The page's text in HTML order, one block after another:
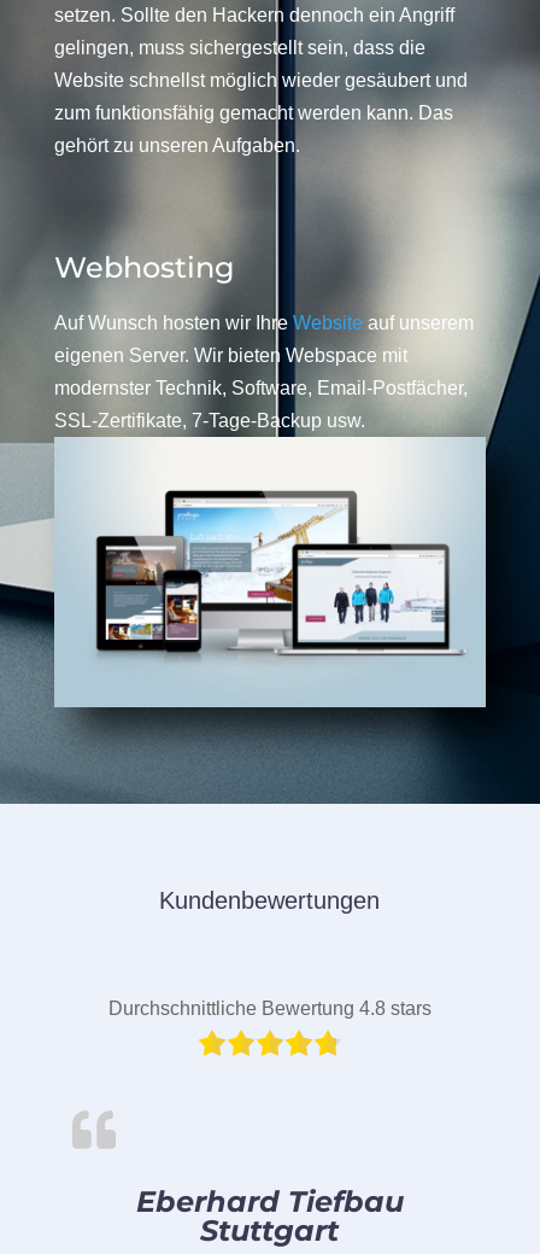
setzen. Sollte den Hackern dennoch ein Angriff
gelingen, muss sichergestellt sein, dass die
Website schnellst möglich wieder gesäubert und
zum funktionsfähig gemacht werden kann. Das
gehört zu unseren Aufgaben.
Webhosting
Auf Wunsch hosten wir Ihre Website auf unserem
eigenen Server. Wir bieten Webspace mit
modernster Technik, Software, Email-Postfächer,
SSL-Zertifikate, 7-Tage-Backup usw.
Kundenbewertungen
Durchschnittliche Bewertung 4.8 stars
Eberhard Tiefbau
Stuttgart